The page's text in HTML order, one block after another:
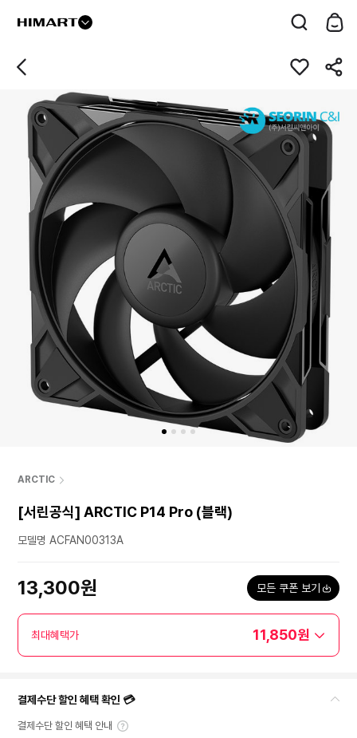
ARCTIC
[서린공식] ARCTIC P14 Pro (블랙)
모델명 ACFAN00313A
13,300원 모든 쿠폰 보기
최대혜택가 11,850원
결제수단 할인 혜택 확인 💳
결제수단 할인 혜택 안내